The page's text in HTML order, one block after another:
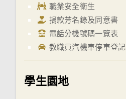
職業安全衛生
捐款芳名錄及同意書
電話分機號碼一覽表
教職員汽機車停車登記
學生園地